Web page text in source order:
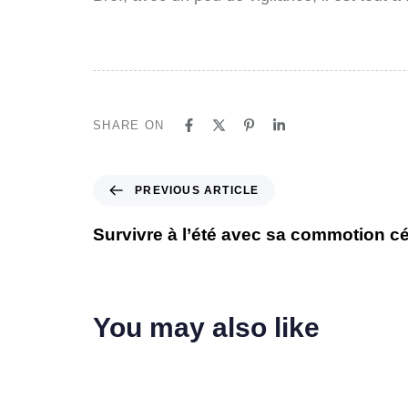
SHARE ON
PREVIOUS ARTICLE
Survivre à l’été avec sa commotion
You may also like